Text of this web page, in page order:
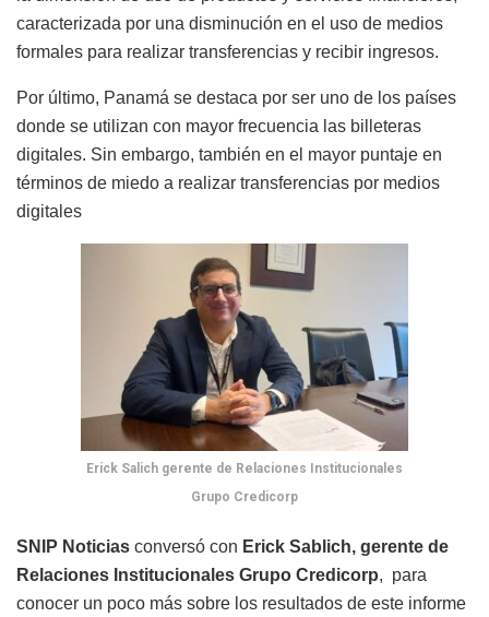
caracterizada por una disminución en el uso de medios
formales para realizar transferencias y recibir ingresos.
Por último, Panamá se destaca por ser uno de los países
donde se utilizan con mayor frecuencia las billeteras
digitales. Sin embargo, también en el mayor puntaje en
términos de miedo a realizar transferencias por medios
digitales
Erick Salich gerente de Relaciones Institucionales
Grupo Credicorp
SNIP Noticias conversó con Erick Sablich, gerente de
Relaciones Institucionales Grupo Credicorp, para
conocer un poco más sobre los resultados de este informe